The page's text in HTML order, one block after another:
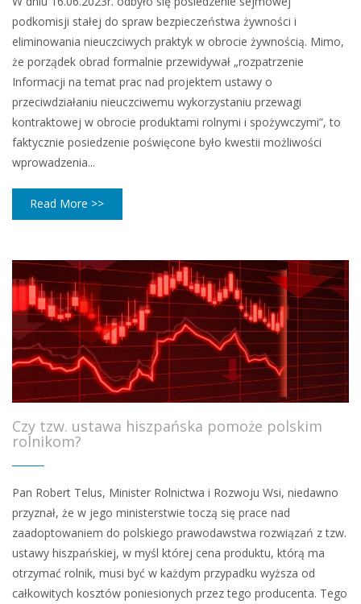
podkomisji stałej do spraw bezpieczeństwa żywności i
eliminowania nieuczciwych praktyk w obrocie żywnością. Mimo,
że porządek obrad formalnie przewidywał „rozpatrzenie
Informacji na temat prac nad projektem ustawy o
przeciwdziałaniu nieuczciwemu wykorzystaniu przewagi
kontraktowej w obrocie produktami rolnymi i spożywczymi”, to
faktycznie posiedzenie poświęcone było kwestii możliwości
wprowadzenia...
Read More >>
Czy tzw. ustawa hiszpańska pomoże polskim
rolnikom?
Pan Robert Telus, Minister Rolnictwa i Rozwoju Wsi, niedawno
przyznał, że w jego ministerstwie toczą się prace nad
zaadoptowaniem do polskiego prawodawstwa rozwiązań z tzw.
ustawy hiszpańskiej, w myśl której cena produktu, którą ma
otrzymać rolnik, musi być w każdym przypadku wyższa od
całkowitych kosztów poniesionych przez tego producenta. Tego